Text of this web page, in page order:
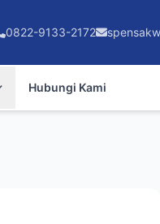
0822-9133-2172
Hubungi Kami